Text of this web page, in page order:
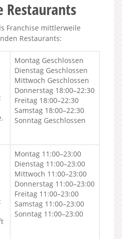
Restaurants
Franchise mittlerweile
Restaurants:
Montag Geschlossen
Dienstag Geschlossen
Mittwoch Geschlossen
Donnerstag 18:00–22:30
Freitag 18:00–22:30
Samstag 18:00–22:30
Sonntag Geschlossen
Montag 11:00–23:00
Dienstag 11:00–23:00
Mittwoch 11:00–23:00
Donnerstag 11:00–23:00
Freitag 11:00–23:00
Samstag 11:00–23:00
Sonntag 11:00–23:00